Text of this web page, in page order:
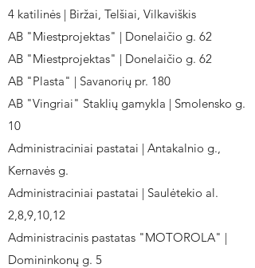
4 katilinės | Biržai, Telšiai, Vilkaviškis
AB "Miestprojektas" | Donelaičio g. 62
AB "Miestprojektas" | Donelaičio g. 62
AB "Plasta" | Savanorių pr. 180
AB "Vingriai" Staklių gamykla | Smolensko g.
10
Administraciniai pastatai | Antakalnio g.,
Kernavės g.
Administraciniai pastatai | Saulėtekio al.
2,8,9,10,12
Administracinis pastatas "MOTOROLA" |
Domininkonų g. 5